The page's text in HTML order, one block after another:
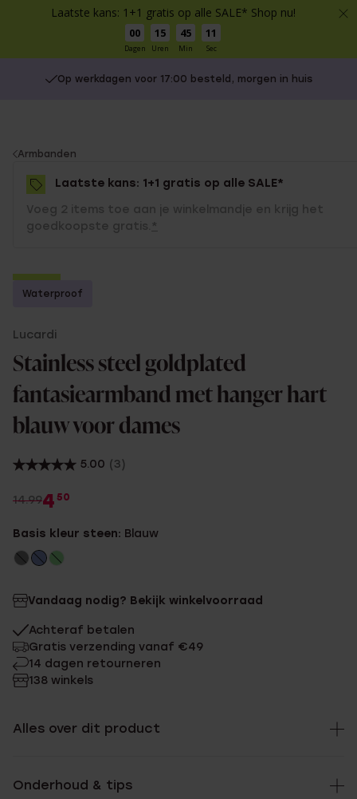
Laatste kans: 1+1 gratis op alle SALE* Shop nu!
00
Dagen
15
Uren
45
Min
11
Sec
Op werkdagen voor 17:00 besteld, morgen in huis
You
are
here:
Armbanden
Laatste kans: 1+1 gratis op alle SALE*
Voeg 2 items toe aan je winkelmandje en krijg het
goedkoopste gratis. *
-70%
Waterproof
Lucardi
Stainless steel goldplated
fantasiearmband met hanger hart
blauw voor dames
5.00 (3)
14.994 50
Basis kleur steen: Blauw
Vandaag nodig? Bekijk winkelvoorraad
Achteraf betalen
Gratis verzending vanaf €49
14 dagen retourneren
138 winkels
Alles over dit product
Onderhoud & tips